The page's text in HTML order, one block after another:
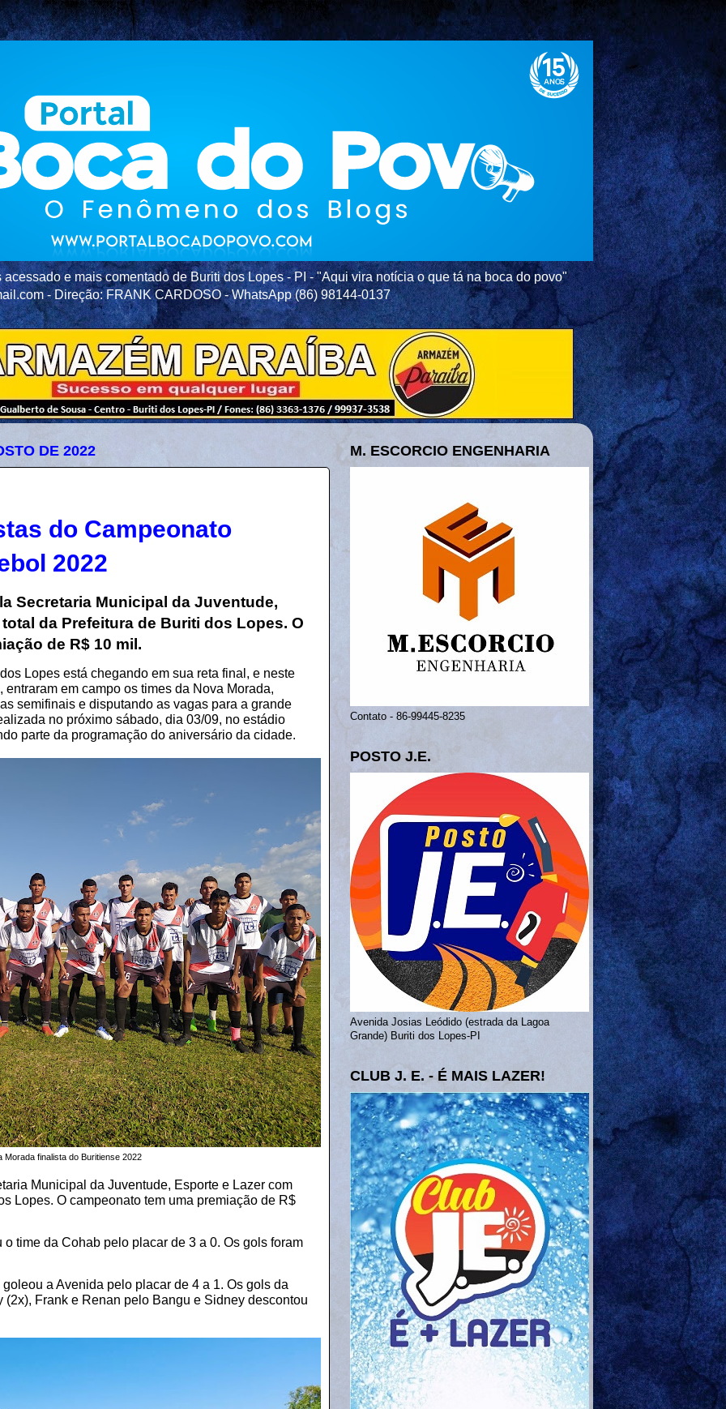
e mais comentado de Buriti dos Lopes - PI - "Aqui vira notícia o que tá na boca do povo"
- Direção: FRANK CARDOSO - WhatsApp (86) 98144-0137
DE 2022
do Campeonato
2022
Secretaria Municipal da Juventude,
da Prefeitura de Buriti dos Lopes. O
de R$ 10 mil.
Lopes está chegando em sua reta final, e neste
em campo os times da Nova Morada,
semifinais e disputando as vagas para a grande
no próximo sábado, dia 03/09, no estádio
parte da programação do aniversário da cidade.
Morada finalista do Buritiense 2022
Municipal da Juventude, Esporte e Lazer com
Lopes. O campeonato tem uma premiação de R$
time da Cohab pelo placar de 3 a 0. Os gols foram
a Avenida pelo placar de 4 a 1. Os gols da
(2x), Frank e Renan pelo Bangu e Sidney descontou
M. ESCORCIO ENGENHARIA
Contato - 86-99445-8235
POSTO J.E.
Avenida Josias Leódido (estrada da Lagoa
Grande) Buriti dos Lopes-PI
CLUB J. E. - É MAIS LAZER!